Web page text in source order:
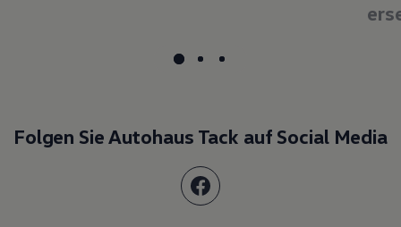
Folgen Sie Autohaus Tack auf Social Media